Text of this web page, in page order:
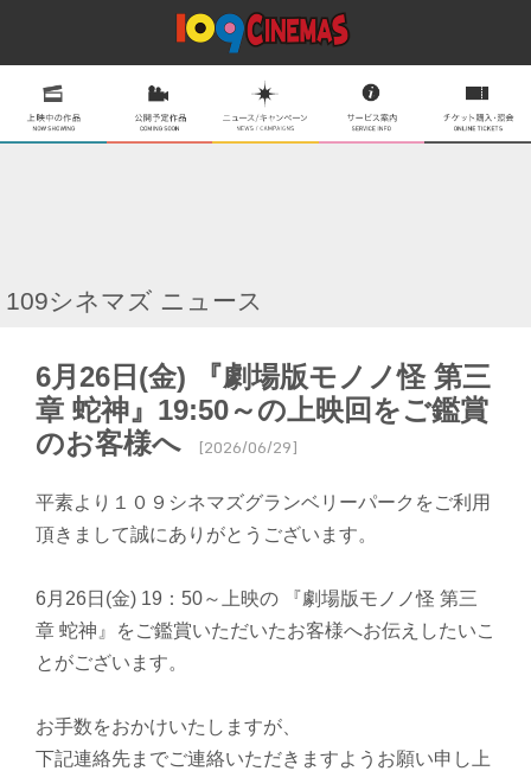
109シネマズ ニュース
6月26日(金) 『劇場版モノノ怪 第三
章 蛇神』19:50～の上映回をご鑑賞
のお客様へ
[2026/06/29]
平素より１０９シネマズグランベリーパークをご利用
頂きまして誠にありがとうございます。
6月26日(金) 19：50～上映の 『劇場版モノノ怪 第三
章 蛇神』をご鑑賞いただいたお客様へお伝えしたいこ
とがございます。
お手数をおかけいたしますが、
下記連絡先までご連絡いただきますようお願い申し上